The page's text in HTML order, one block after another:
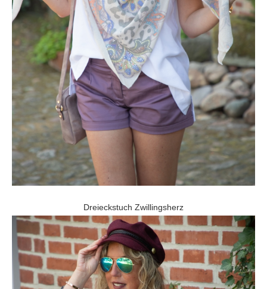
Dreieckstuch Zwillingsherz